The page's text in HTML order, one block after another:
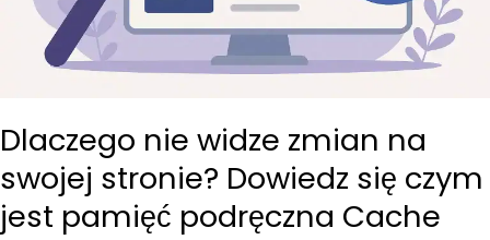
Dlaczego nie widze zmian na
swojej stronie? Dowiedz się czym
jest pamięć podręczna Cache